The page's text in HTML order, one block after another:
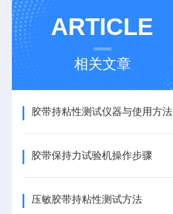
ARTICLE
相关文章
胶带持粘性测试仪器与使用方法
胶带保持力试验机操作步骤
压敏胶带持粘性测试方法